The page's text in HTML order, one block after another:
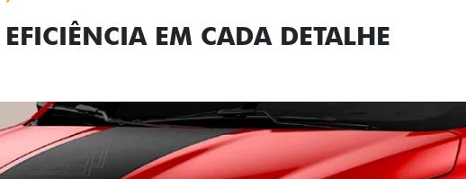
EM CADA DETALHE